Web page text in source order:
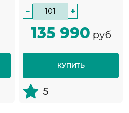
− +
135 990 руб
КУПИТЬ
5